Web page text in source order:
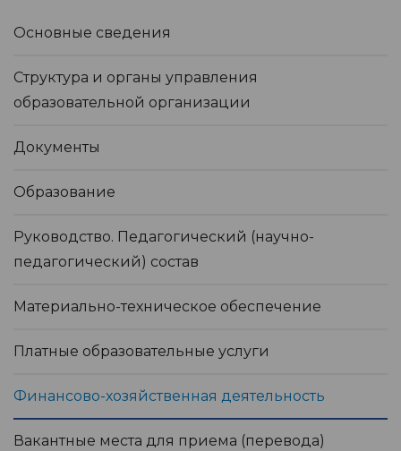
Основные сведения
Структура и органы управления
образовательной организации
Документы
Образование
Руководство. Педагогический (научно-
педагогический) состав
Материально-техническое обеспечение
Платные образовательные услуги
Финансово-хозяйственная деятельность
Вакантные места для приема (перевода)